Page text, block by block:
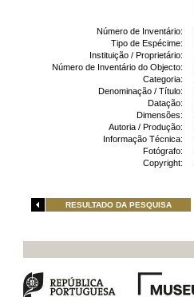
Número de Inventário:
Tipo de Espécime:
Instituição / Proprietário:
Número de Inventário do Objecto:
Categoria:
Denominação / Título:
Datação:
Dimensões:
Autoria / Produção:
Informação Técnica:
Fotógrafo:
Copyright:
RESULTADO DA PESQUISA